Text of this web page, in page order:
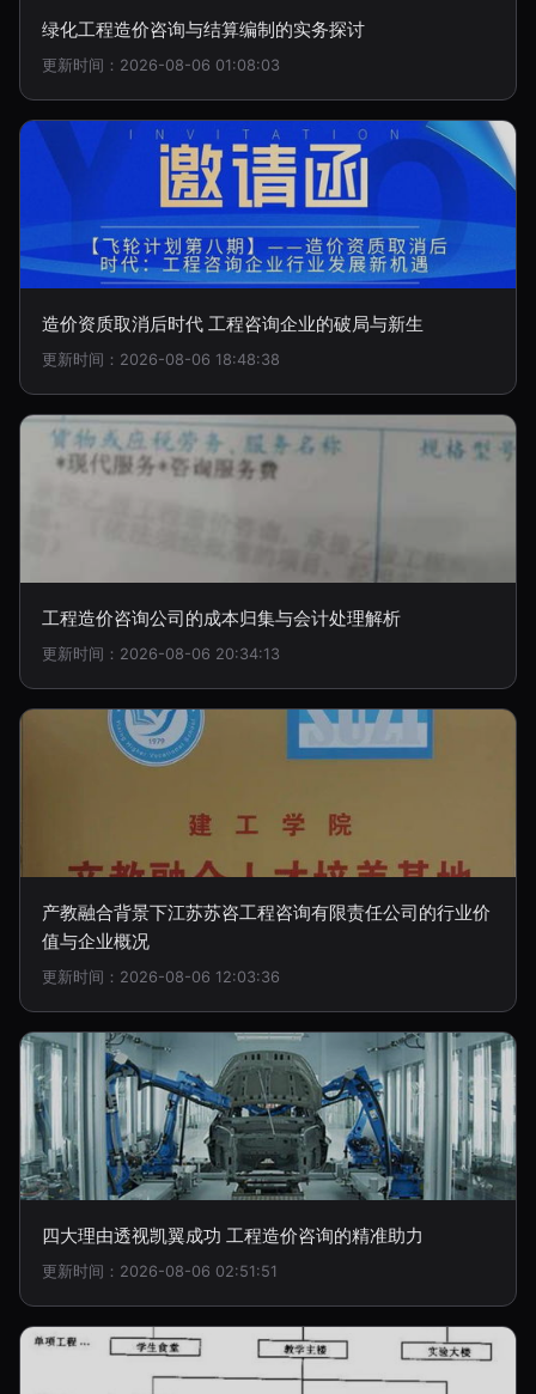
绿化工程造价咨询与结算编制的实务探讨
更新时间：2026-08-06 01:08:03
造价资质取消后时代 工程咨询企业的破局与新生
更新时间：2026-08-06 18:48:38
工程造价咨询公司的成本归集与会计处理解析
更新时间：2026-08-06 20:34:13
产教融合背景下江苏苏咨工程咨询有限责任公司的行业价
值与企业概况
更新时间：2026-08-06 12:03:36
四大理由透视凯翼成功 工程造价咨询的精准助力
更新时间：2026-08-06 02:51:51